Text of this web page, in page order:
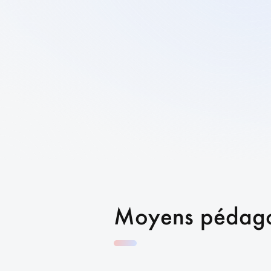
Moyens